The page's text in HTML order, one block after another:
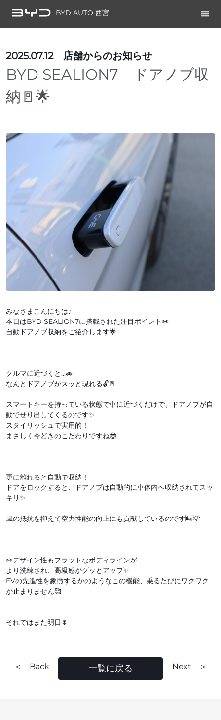
BYD AUTO 西宮
2025.07.12 店舗からのお知らせ
BYD SEALION7 ドアノブ収
納🚪🌟
みなさまこんにちは♪
本日はBYD SEALION7に搭載された注目ポイント👀
自動ドアノブ収納をご紹介します🌟
クルマに近づくと…🚗
なんとドアノブがスッと現れる🔓🚪
スマートキーを持っている状態で車に近づくだけで、ドアノブが自
動でせり出してくるのです✨
スタイリッシュで実用的！
まさしく今どきのこだわりですね😎
更に離れると自動で収納！
ドアをロックすると、ドアノブは自動的に車体内へ収納されてスッ
キリ✨
風の抵抗を抑えて空力性能の向上にも貢献しているのです🌬️💡
👀デザイン性もフラットなボディラインが
より洗練され、高級感がグッとアップ✨
EVの先進性を象徴するかのようなこの機能、乗るたびにワクワク
が止まりません🥰
それではまた明日🌷
＜ Back 一覧に戻る Next ＞